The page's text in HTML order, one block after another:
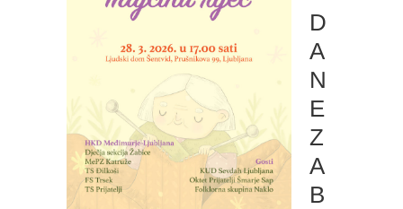
D
A
N
E
Z
A
B